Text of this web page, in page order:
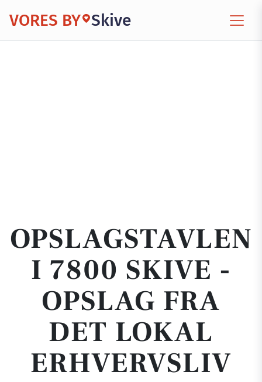
VORES BY Skive
OPSLAGSTAVLEN
I 7800 SKIVE -
OPSLAG FRA
DET LOKAL
ERHVERVSLIV